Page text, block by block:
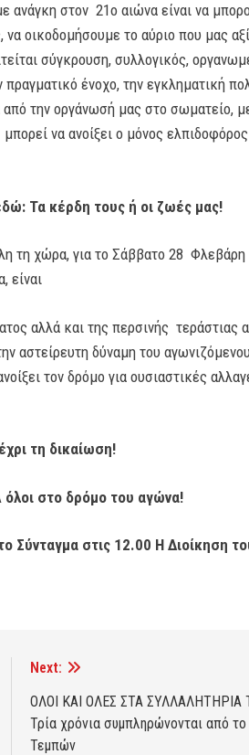
ανάγκη στον 21ο αιώνα είναι να
οικοδομήσουμε το αύριο που μας
σύγκρουση, συλλογικός,
ένοχο, την εγκληματική
την οργάνωσή μας στο σωματείο,
να ανοίξει ο μόνος
Τα κέρδη τους ή οι ζωές μας!
τη χώρα, για το Σάββατο 28 Φλεβάρη
είναι
αλλά και της περσινής τεράστιας
αστείρευτη δύναμη του
τον δρόμο για ουσιαστικές
τη δικαίωση!
στο δρόμο του αγώνα!
Σύνταγμα στις 12.00 Η Διοίκηση
Next:
ΟΛΟΙ ΚΑΙ ΟΛΕΣ ΣΤΑ
Τρία χρόνια συμπληρώνονται από
Τεμπών